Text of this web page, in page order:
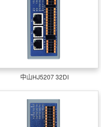
中山HJ5207 32DI